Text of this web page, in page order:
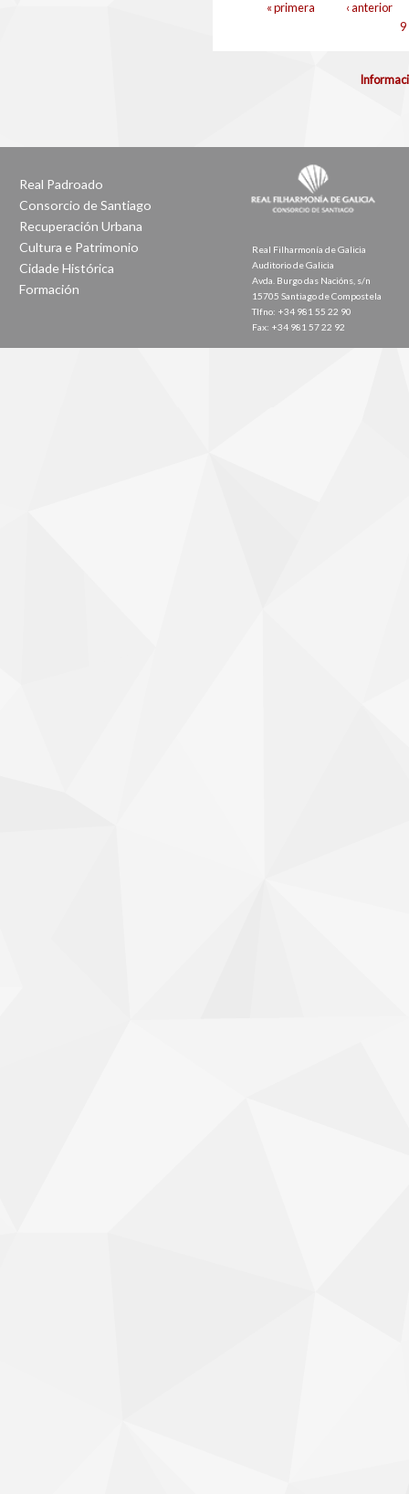
Páxinas« primera
‹ anterior
9
Real Padroado
Consorcio de Santiago
Recuperación Urbana
Cultura e Patrimonio
Cidade Histórica
Formación
Real Filharmonía de Galicia
Auditorio de Galicia
Avda. Burgo das Nacións, s/n
15705 Santiago de Compostela
Tlfno: +34 981 55 22 90
Fax: +34 981 57 22 92